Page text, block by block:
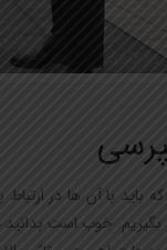
که باید با آن ها در
بگیریم. خوب است